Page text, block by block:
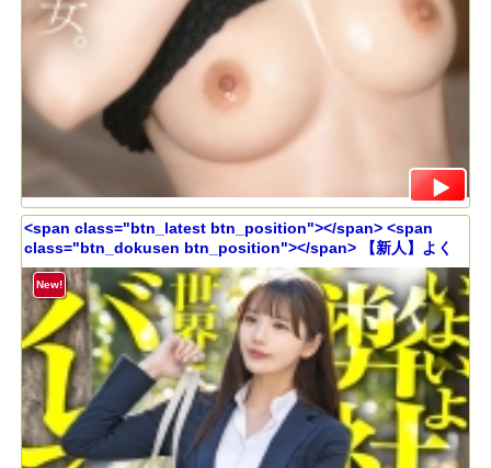
<span class="btn_latest btn_position"></span> <span
class="btn_dokusen btn_position"></span> 【新人】よく
笑う女って良いよな！！学生タレントあがりの広報とか100%顔
採用だと思うじゃん？いや、話したら分かるよ頭の回転相当早
いwww
New!